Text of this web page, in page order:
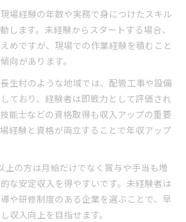
経験を活かした働き方の選択肢
管工の年収に与える影響とは
資格取得が収入アップに直結する理由
取得すべきおすすめ資格を紹介
制度を活用した配管工の年収向上
格で仕事幅が広がるメリット解説
して資格取得後のキャリア展望
収入安定を目指す50代配管工へ
工が経験を武器に収入安定化を図る
して長く働くための現場選びの工夫
年齢別年収推移と50代の現状
の技術力と収入アップの相乗効果
場経験の年数や実務で身につけたスキル
します。未経験からスタートする場合、
めですが、現場での作業経験を積むこと
向があります。
生村のような地域では、配管工事や設備
ており、経験者は即戦力として評価され
能士などの資格取得も収入アップの重要
経験と資格が両立することで年収アップ
上の方は月給だけでなく賞与や手当も増
な安定収入を得やすいです。未経験者は
や研修制度のある企業を選ぶことで、早
収入向上を目指せます。